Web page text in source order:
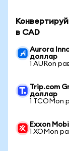
в CAD
Aurora
доллар
1 AURon
Trip.com
доллар
1 TCOMon
Exxon
1 XOMon